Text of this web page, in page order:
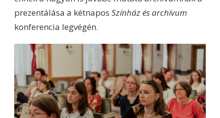
prezentálása a kétnapos Színház és archívum
konferencia legvégén.